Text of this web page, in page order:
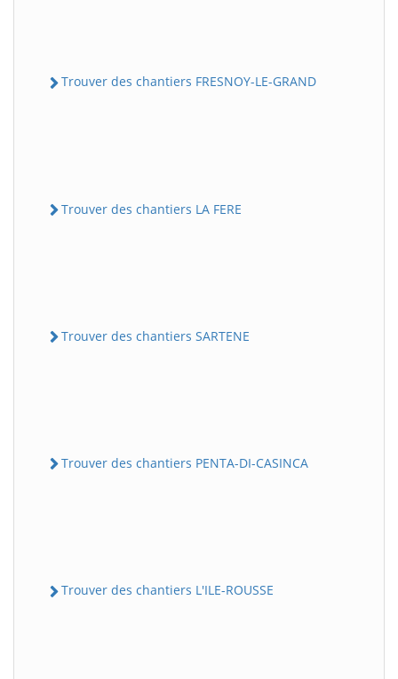
Trouver des chantiers FRESNOY-LE-GRAND
Trouver des chantiers LA FERE
Trouver des chantiers SARTENE
Trouver des chantiers PENTA-DI-CASINCA
Trouver des chantiers L'ILE-ROUSSE